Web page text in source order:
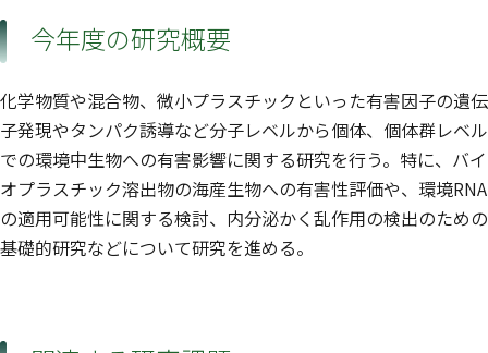
今年度の研究概要
化学物質や混合物、微小プラスチックといった有害因子の遺伝
子発現やタンパク誘導など分子レベルから個体、個体群レベル
での環境中生物への有害影響に関する研究を行う。特に、バイ
オプラスチック溶出物の海産生物への有害性評価や、環境RNA
の適用可能性に関する検討、内分泌かく乱作用の検出のための
基礎的研究などについて研究を進める。